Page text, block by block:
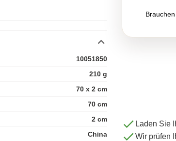
10051850
210 g
70 x 2 cm
70 cm
2 cm
China
Laden Sie
Wir prüfen